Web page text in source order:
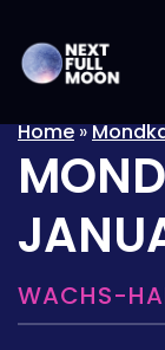
Home»
WACHS-